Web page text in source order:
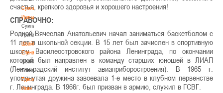
Сумникова
Ирина
Сумникова
Ирина
Швайбович
Елена
Швайбович
Елена
Едешко
Иван
счастья, крепкого здоровья и хорошего настроения!
СПРАВОЧНО:
Родной Вячеслав Анатольевич начал заниматься баскетболом с
11 лет в школьной секции. В 15 лет был зачислен в спортивную
школу Василеостровского района Ленинграда, по окончании
которой был направлен в команду старших юношей в ЛИАП
(Ленинградский институт авиаприборостроения). В 1965 г.
упомянутая дружина завоевала 1-e место в клубном первенстве
г. Ленинграда. В 1966г. был призван в армию, служил в ГСВГ.